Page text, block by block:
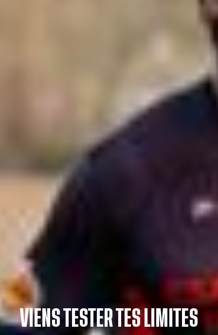
VIENS TESTER TES LIMITES